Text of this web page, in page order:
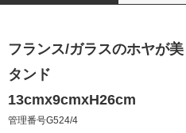
フランス/ガラスのホヤが
タンド
13cmx9cmxH26cm
管理番号G524/4